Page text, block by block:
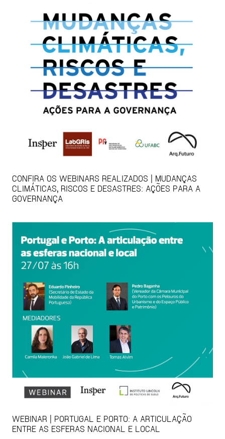
CONFIRA OS WEBINARS REALIZADOS | MUDANÇAS
CLIMÁTICAS, RISCOS E DESASTRES: AÇÕES PARA A
GOVERNANÇA
WEBINAR | PORTUGAL E PORTO: A ARTICULAÇÃO
ENTRE AS ESFERAS NACIONAL E LOCAL